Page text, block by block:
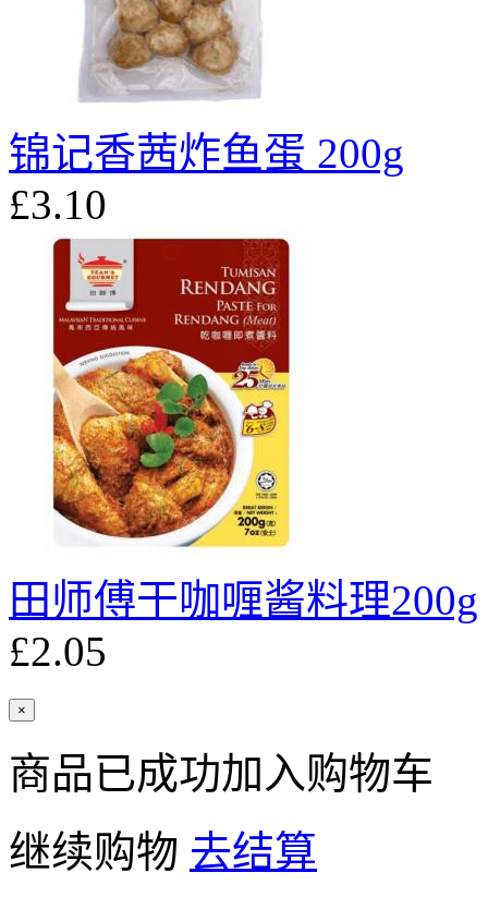
锦记香茜炸鱼蛋 200g
£3.10
田师傅干咖喱酱料理200g
£2.05
×
商品已成功加入购物车
继续购物 去结算